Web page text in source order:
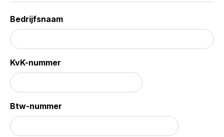
Bedrijfsnaam
KvK-nummer
Btw-nummer